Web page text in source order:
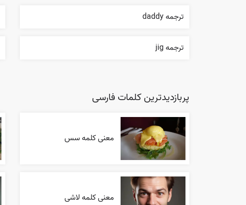
ترجمه daddy
ترجمه jig
پربازدیدترین کلمات فارسی
معنی کلمه سس
معنی کلمه لاشی